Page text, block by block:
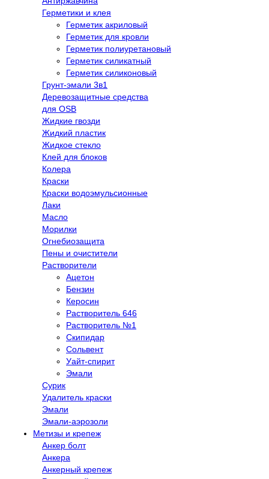
Герметики и клея
Герметик акриловый
Герметик для кровли
Герметик полиуретановый
Герметик силикатный
Герметик силиконовый
Грунт-эмали 3в1
Деревозащитные средства
для OSB
Жидкие гвозди
Жидкий пластик
Жидкое стекло
Клей для блоков
Колера
Краски
Краски водоэмульсионные
Лаки
Масло
Морилки
Огнебиозащита
Пены и очистители
Растворители
Ацетон
Бензин
Керосин
Растворитель 646
Растворитель №1
Скипидар
Сольвент
Уайт-спирит
Эмали
Сурик
Удалитель краски
Эмали
Эмали-аэрозоли
Метизы и крепеж
Анкер болт
Анкера
Анкерный крепеж